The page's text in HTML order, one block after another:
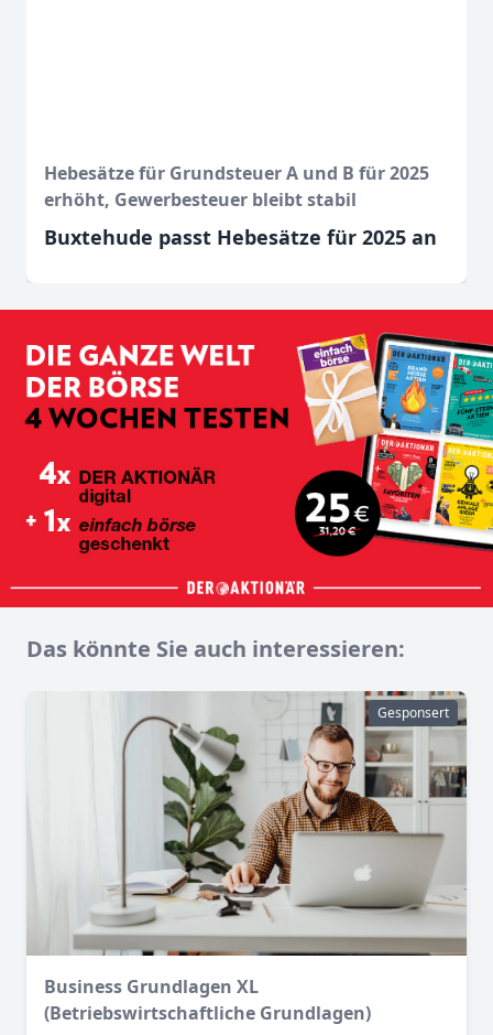
Hebesätze für Grundsteuer A und B für 2025
erhöht, Gewerbesteuer bleibt stabil
Buxtehude passt Hebesätze für 2025 an
Das könnte Sie auch interessieren:
Gesponsert
Business Grundlagen XL
(Betriebswirtschaftliche Grundlagen)